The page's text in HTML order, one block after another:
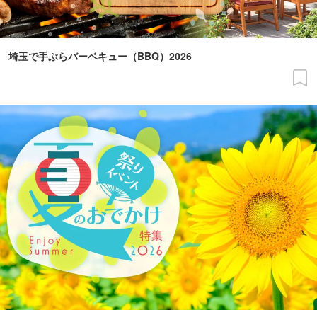
埼玉で手ぶらバーベキュー（BBQ）2026